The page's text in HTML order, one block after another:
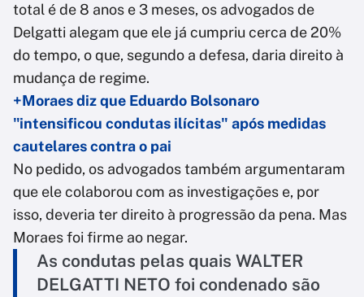
total é de 8 anos e 3 meses, os advogados de
Delgatti alegam que ele já cumpriu cerca de 20%
do tempo, o que, segundo a defesa, daria direito à
mudança de regime.
+Moraes diz que Eduardo Bolsonaro
"intensificou condutas ilícitas" após medidas
cautelares contra o pai
No pedido, os advogados também argumentaram
que ele colaborou com as investigações e, por
isso, deveria ter direito à progressão da pena. Mas
Moraes foi firme ao negar.
As condutas pelas quais WALTER
DELGATTI NETO foi condenado são